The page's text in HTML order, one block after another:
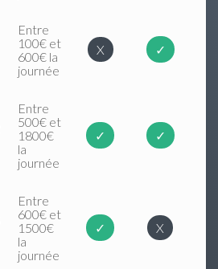
Entre
100€ et
600€ la
journée
X ✓
Entre
500€ et
1800€
la
journée
✓ ✓
Entre
600€ et
1500€
la
journée
✓ X